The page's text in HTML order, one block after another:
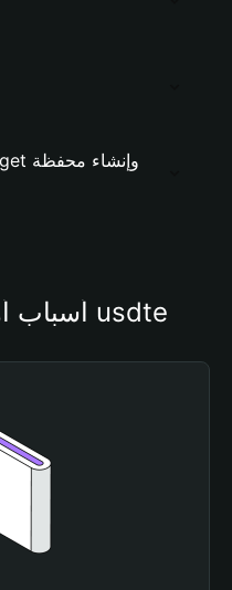
أسباب أهمية استخدام محفظة usdte